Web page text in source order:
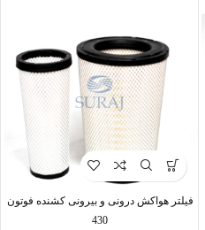
فیلتر هواکش درونی و بیرونی کشنده فوتون
430